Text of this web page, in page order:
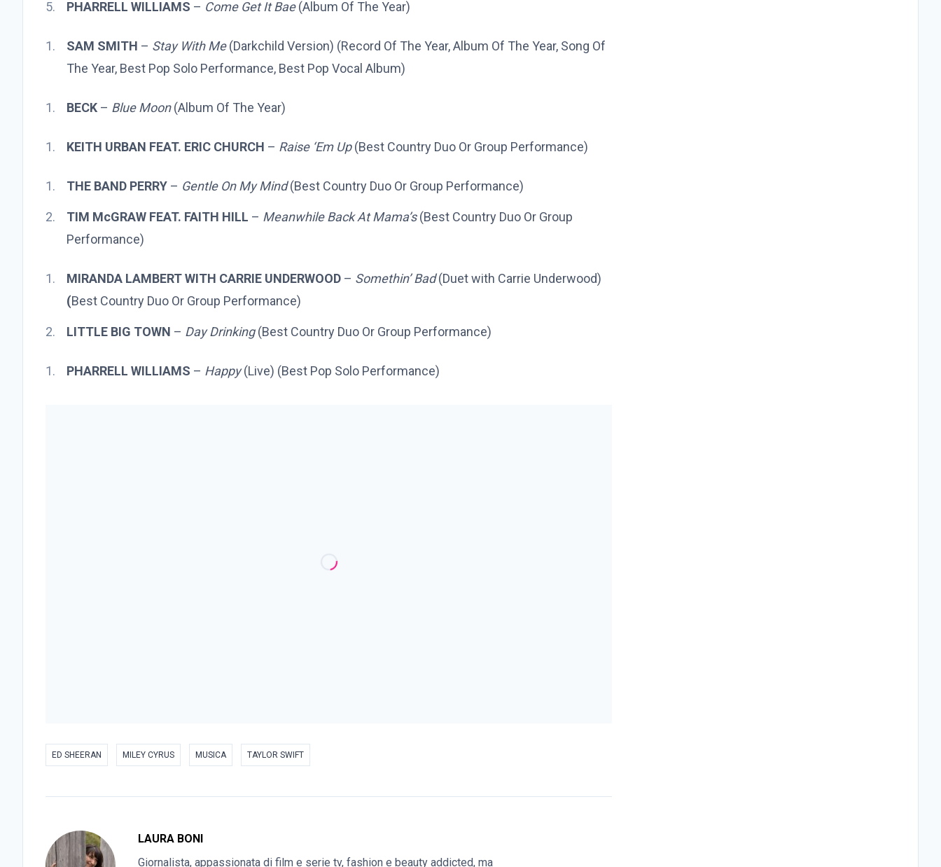
PHARRELL WILLIAMS – Come Get It Bae(Album Of The Year)
SAM SMITH – Stay With Me(Darkchild Version) (Record Of The Year, Album Of The Year, Song Of
The Year, Best Pop Solo Performance, Best Pop Vocal Album)
BECK – Blue Moon(Album Of The Year)
KEITH URBAN FEAT. ERIC CHURCH – Raise ‘Em Up(Best Country Duo Or Group Performance)
THE BAND PERRY – Gentle On My Mind(Best Country Duo Or Group Performance)
TIM McGRAW FEAT. FAITH HILL – Meanwhile Back At Mama’s(Best Country Duo Or Group
Performance)
MIRANDA LAMBERT WITH CARRIE UNDERWOOD – Somethin’ Bad(Duet with Carrie Underwood)
(Best Country Duo Or Group Performance)
LITTLE BIG TOWN – Day Drinking(Best Country Duo Or Group Performance)
PHARRELL WILLIAMS – Happy(Live) (Best Pop Solo Performance)
ED SHEERAN MILEY CYRUS MUSICA TAYLOR SWIFT
LAURA BONI
Giornalista, appassionata di film e serie tv, fashion e beauty addicted, ma